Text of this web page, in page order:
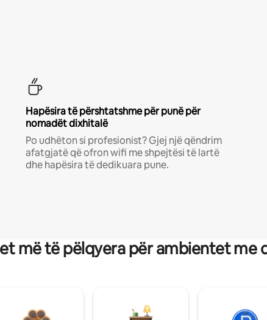
Hapësira të përshtatshme për punë për
nomadët dixhitalë
Po udhëton si profesionist? Gjej një qëndrim
afatgjatë që ofron wifi me shpejtësi të lartë
dhe hapësira të dedikuara pune.
më të pëlqyera për ambientet me